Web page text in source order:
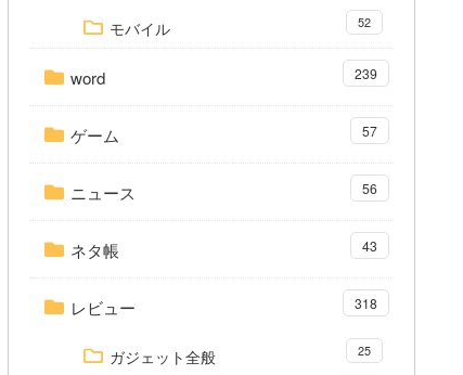
モバイル 52
word 239
ゲーム 57
ニュース 56
ネタ帳 43
レビュー 318
ガジェット全般 25